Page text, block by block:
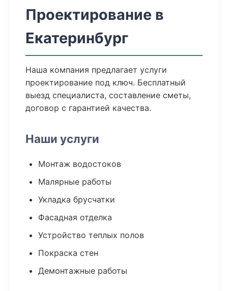
Проектирование в
Екатеринбург
Наша компания предлагает услуги
проектирование под ключ. Бесплатный
выезд специалиста, составление сметы,
договор с гарантией качества.
Наши услуги
Монтаж водостоков
Малярные работы
Укладка брусчатки
Фасадная отделка
Устройство теплых полов
Покраска стен
Демонтажные работы